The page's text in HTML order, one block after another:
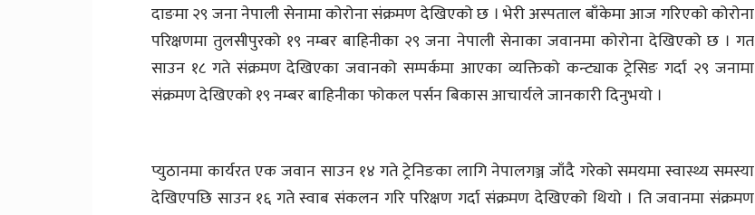
दाङमा २९ जना नेपाली सेनामा कोरोना संक्रमण देखिएको छ । भेरी अस्पताल बाँकेमा आज गरिएको कोरोना
परिक्षणमा तुलसीपुरको १९ नम्बर बाहिनीका २९ जना नेपाली सेनाका जवानमा कोरोना देखिएको छ । गत
साउन १८ गते संक्रमण देखिएका जवानको सम्पर्कमा आएका व्यक्तिको कन्ट्याक ट्रेसिङ गर्दा २९ जनामा
संक्रमण देखिएको १९ नम्बर बाहिनीका फोकल पर्सन बिकास आचार्यले जानकारी दिनुभयो ।
प्युठानमा कार्यरत एक जवान साउन १४ गते ट्रेनिङका लागि नेपालगञ्ज जाँदै गरेको समयमा स्वास्थ्य समस्या
देखिएपछि साउन १६ गते स्वाब संकलन गरि परिक्षण गर्दा संक्रमण देखिएको थियो । ति जवानमा संक्रमण